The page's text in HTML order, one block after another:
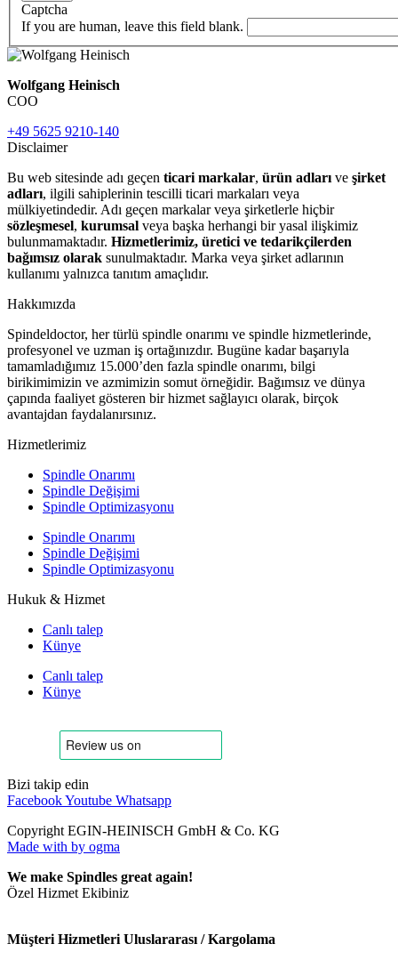
Captcha
If you are human, leave this field blank.
Wolfgang Heinisch
COO
+49 5625 9210-140
Disclaimer
Bu web sitesinde adı geçen ticari markalar, ürün adları ve şirket
adları, ilgili sahiplerinin tescilli ticari markaları veya
mülkiyetindedir. Adı geçen markalar veya şirketlerle hiçbir
sözleşmesel, kurumsal veya başka herhangi bir yasal ilişkimiz
bulunmamaktadır. Hizmetlerimiz, üretici ve tedarikçilerden
bağımsız olarak sunulmaktadır. Marka veya şirket adlarının
kullanımı yalnızca tanıtım amaçlıdır.
Hakkımızda
Spindeldoctor, her türlü spindle onarımı ve spindle hizmetlerinde,
profesyonel ve uzman iş ortağınızdır. Bugüne kadar başarıyla
tamamladığımız 15.000’den fazla spindle onarımı, bilgi
birikimimizin ve azmimizin somut örneğidir. Bağımsız ve dünya
çapında faaliyet gösteren bir hizmet sağlayıcı olarak, birçok
avantajdan faydalanırsınız.
Hizmetlerimiz
Spindle Onarımı
Spindle Değişimi
Spindle Optimizasyonu
Spindle Onarımı
Spindle Değişimi
Spindle Optimizasyonu
Hukuk & Hizmet
Canlı talep
Künye
Canlı talep
Künye
Bizi takip edin
FacebookYoutube Whatsapp
Copyright EGIN-HEINISCH GmbH & Co. KG
Made with by ogma
We make Spindles great again!
Özel Hizmet Ekibiniz
Müşteri Hizmetleri Uluslararası / Kargolama